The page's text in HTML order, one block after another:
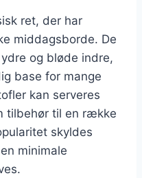
ret, der har
middagsborde. De
og bløde indre,
base for mange
kan serveres
tilbehør til en række
skyldes
minimale